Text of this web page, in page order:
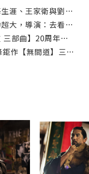
、王家衛與劉德華
去看【無間道】100次！
修復版預告滿滿回憶殺
部曲4K修復版重返大銀幕！